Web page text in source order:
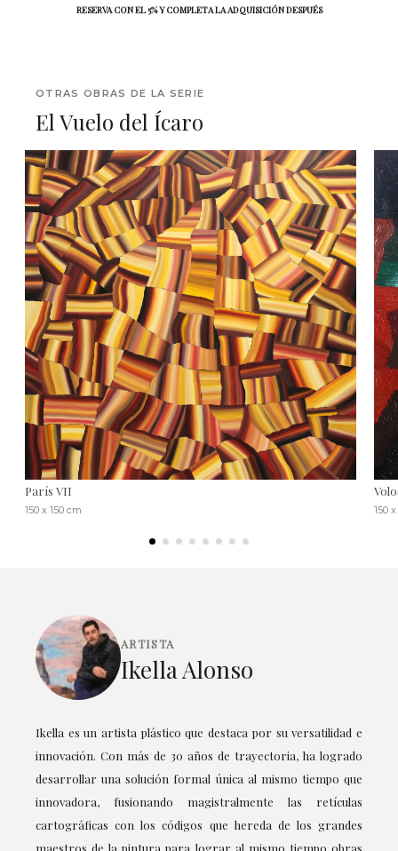
RESERVA CON EL 5% Y COMPLETA LA ADQUISICIÓN DESPUÉS
OTRAS OBRAS DE LA SERIE
El Vuelo del Ícaro
París VII
150 x 150 cm 150
ARTISTA
Ikella Alonso
Ikella es un artista plástico que destaca por su versatilidad e
innovación. Con más de 30 años de trayectoria, ha logrado
desarrollar una solución formal única al mismo tiempo que
innovadora, fusionando magistralmente las retículas
cartográficas con los códigos que hereda de los grandes